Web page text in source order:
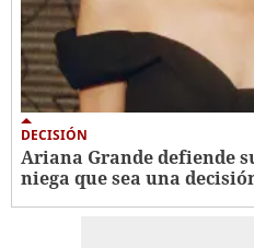
DECISIÓN
Ariana Grande defiende
niega que sea una